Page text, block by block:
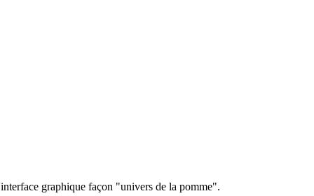
graphique façon "univers de la pomme".